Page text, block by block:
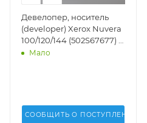
Девелопер, носитель
(developer) Xerox Nuvera
100/120/144 (502S67677) -
502S67677
Мало
СООБЩИТЬ О ПОСТУПЛЕНИИ